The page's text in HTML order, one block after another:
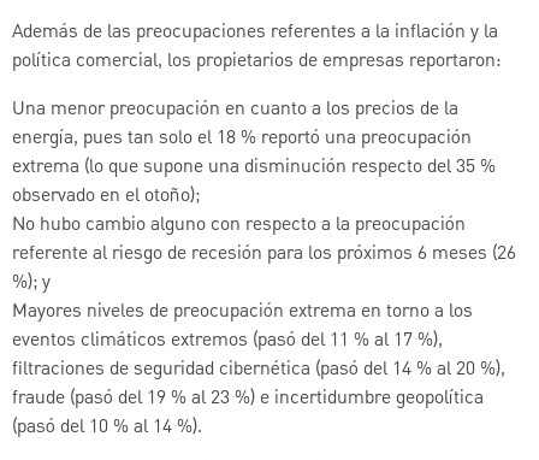
Además de las preocupaciones referentes a la inflación y la
política comercial, los propietarios de empresas reportaron:
Una menor preocupación en cuanto a los precios de la
energía, pues tan solo el 18 % reportó una preocupación
extrema (lo que supone una disminución respecto del 35 %
observado en el otoño);
No hubo cambio alguno con respecto a la preocupación
referente al riesgo de recesión para los próximos 6 meses (26
%); y
Mayores niveles de preocupación extrema en torno a los
eventos climáticos extremos (pasó del 11 % al 17 %),
filtraciones de seguridad cibernética (pasó del 14 % al 20 %),
fraude (pasó del 19 % al 23 %) e incertidumbre geopolítica
(pasó del 10 % al 14 %).